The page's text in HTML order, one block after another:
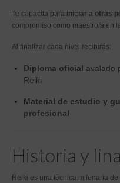
Te capacita para iniciar a otras
compromiso como maestro/a en
Al finalizar cada nivel recibirás:
Diploma oficial avalado
Reiki
Material de estudio y
profesional
Historia y
Reiki es una técnica milenaria